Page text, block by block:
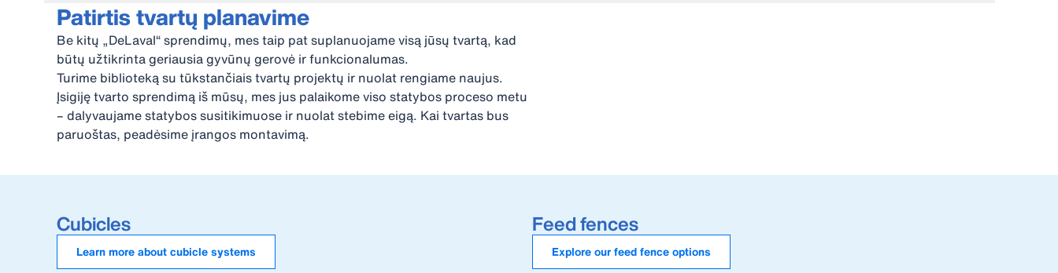
Patirtis tvartų planavime
Be kitų „DeLaval“ sprendimų, mes taip pat suplanuojame visą jūsų tvartą, kad
būtų užtikrinta geriausia gyvūnų gerovė ir funkcionalumas.
Turime biblioteką su tūkstančiais tvartų projektų ir nuolat rengiame naujus.
Įsigiję tvarto sprendimą iš mūsų, mes jus palaikome viso statybos proceso metu
– dalyvaujame statybos susitikimuose ir nuolat stebime eigą. Kai tvartas bus
paruoštas, peadėsime įrangos montavimą.
Cubicles
Learn more about cubicle systems
Feed fences
Explore our feed fence options